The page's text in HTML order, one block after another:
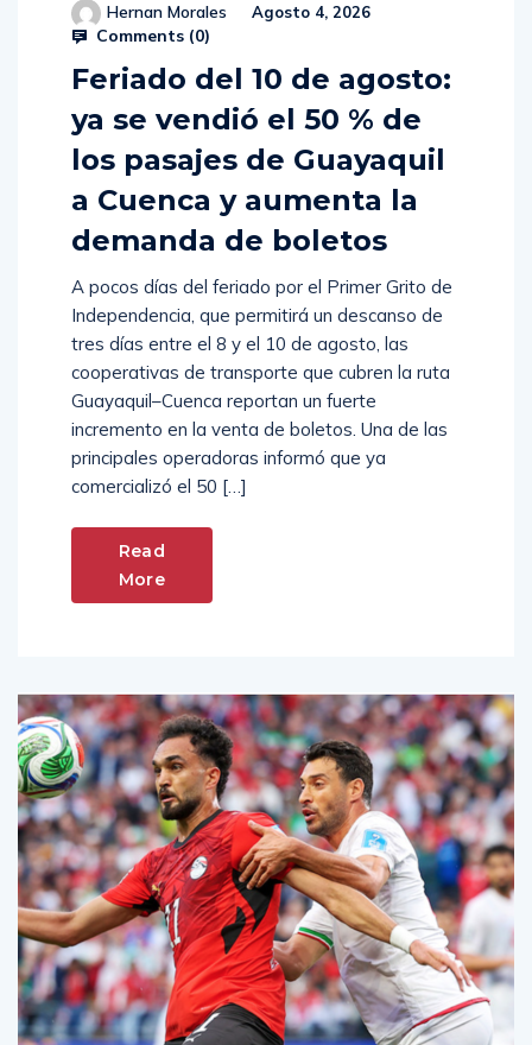
Hernan Morales Agosto 4, 2026
Comments (0)
Feriado del 10 de agosto:
ya se vendió el 50 % de
los pasajes de Guayaquil
a Cuenca y aumenta la
demanda de boletos
A pocos días del feriado por el Primer Grito de
Independencia, que permitirá un descanso de
tres días entre el 8 y el 10 de agosto, las
cooperativas de transporte que cubren la ruta
Guayaquil–Cuenca reportan un fuerte
incremento en la venta de boletos. Una de las
principales operadoras informó que ya
comercializó el 50 […]
Read
More